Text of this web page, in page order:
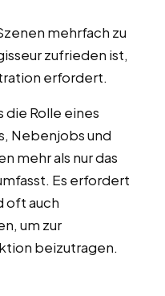
mehrfach zu
zufrieden ist,
erfordert.
die Rolle eines
Nebenjobs und
mehr als nur das
Es erfordert
oft auch
um zur
beizutragen.